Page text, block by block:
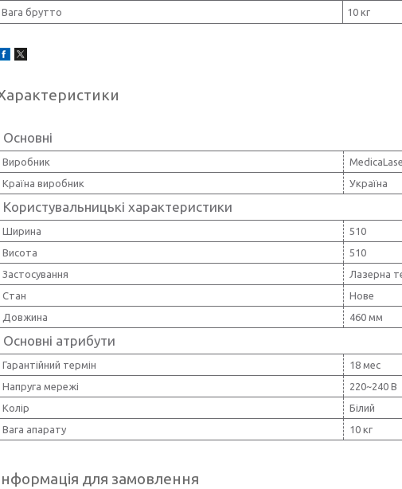
Вага брутто 10 кг
Основні
Виробник
Країна виробник
Україна
Користувальницькі характеристики
Ширина
510
Висота
510
Застосування
Лазерна
Стан
Нове
Довжина
460 мм
Основні атрибути
Гарантійний термін
18 мес
Напруга мережі
220~240 В
Колір
Білий
Вага апарату
10 кг
для замовлення